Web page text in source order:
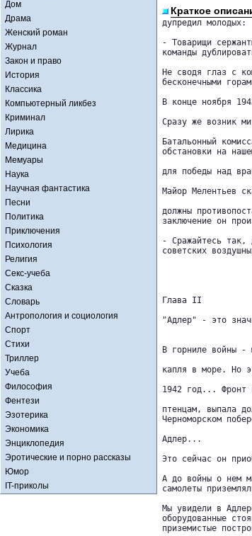
Дом
Драма
Женский роман
Журнал
Закон и право
История
Классика
Компьютерный ликбез
Криминал
Лирика
Медицина
Мемуары
Наука
Научная фантастика
Песни
Политика
Приключения
Психология
Религия
Секс-учеба
Сказка
Словарь
Антропология и социология
Спорт
Стихи
Триллер
Учеба
Философия
Фентези
Эзотерика
Экономика
Энциклопедия
Эротические и порно рассказы
Юмор
IT-приколы
Краткое
дупредил молодых:
- Товарищи
команды
Не сводя глаз с
бесконечными
В конце ноября
Сразу же возник
Батальонный
обстановки на
для победы над
Майор Мелентьев
должны
заключение он
- Сражайтесь так,
советских
Глава II
"Адлер" - это
В горниле войны -
капля в море. Но
1942 год... Фронт
птенцам, выпала
Черноморском
Адлер...
Это сейчас он
А до войны о нем
самолеты
Мы увидели в
оборудованные
приземистые